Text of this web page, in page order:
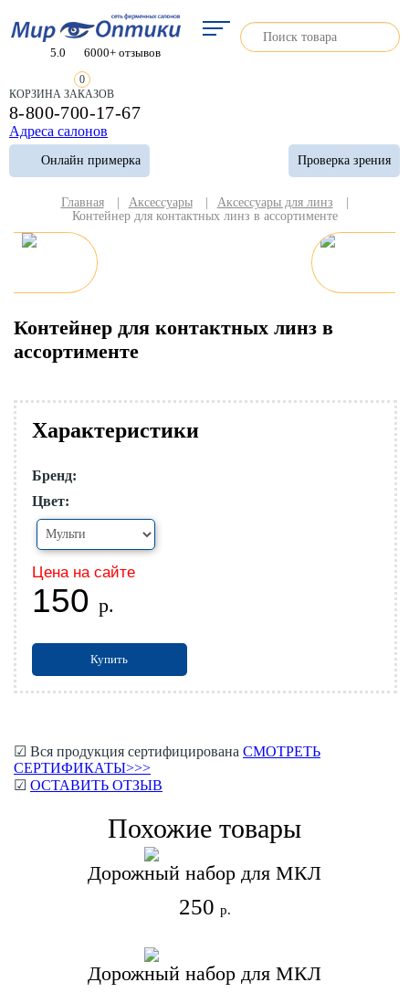
5.0 6000+ отзывов
8-800-700-17-67
Адреса салонов
0
КОРЗИНА ЗАКАЗОВ
Онлайн примерка Проверка зрения
Главная Аксессуары Аксессуары для линз
Контейнер для контактных линз в ассортименте
Контейнер для контактных линз в
ассортименте
Характеристики
Бренд:
Цвет:
Цена на сайте
150 р.
Купить
☑ Вся продукция сертифицирована СМОТРЕТЬ
СЕРТИФИКАТЫ>>>
☑ ОСТАВИТЬ ОТЗЫВ
Похожие товары
Дорожный набор для МКЛ
250 р.
Дорожный набор для МКЛ